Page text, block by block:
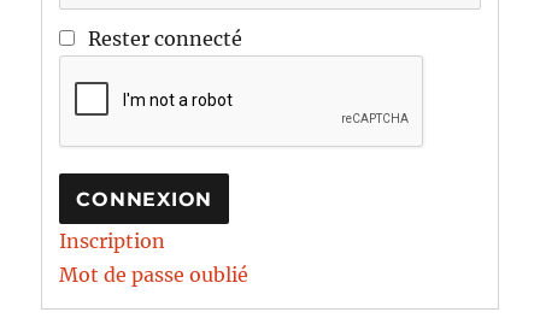
Rester connecté
CONNEXION
Inscription
Mot de passe oublié